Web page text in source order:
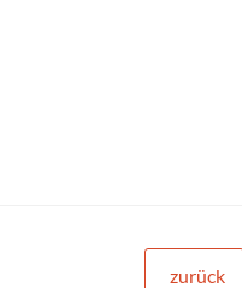
zurück